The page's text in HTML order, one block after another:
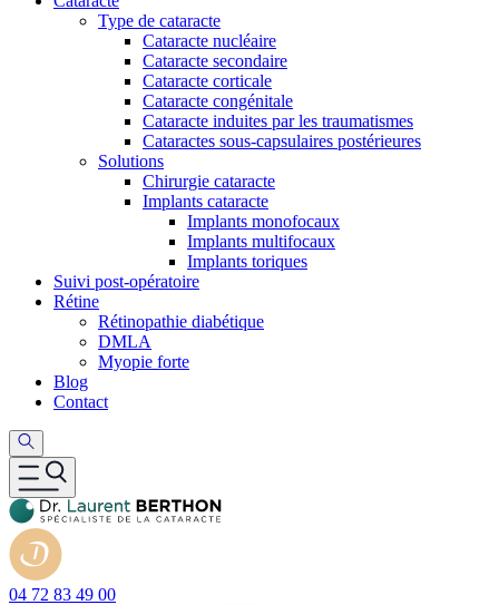
Type de cataracte
Cataracte nucléaire
Cataracte secondaire
Cataracte corticale
Cataracte congénitale
Cataracte induites par les traumatismes
Cataractes sous-capsulaires postérieures
Solutions
Chirurgie cataracte
Implants cataracte
Implants monofocaux
Implants multifocaux
Implants toriques
Suivi post-opératoire
Rétine
Rétinopathie diabétique
DMLA
Myopie forte
Blog
Contact
04 72 83 49 00